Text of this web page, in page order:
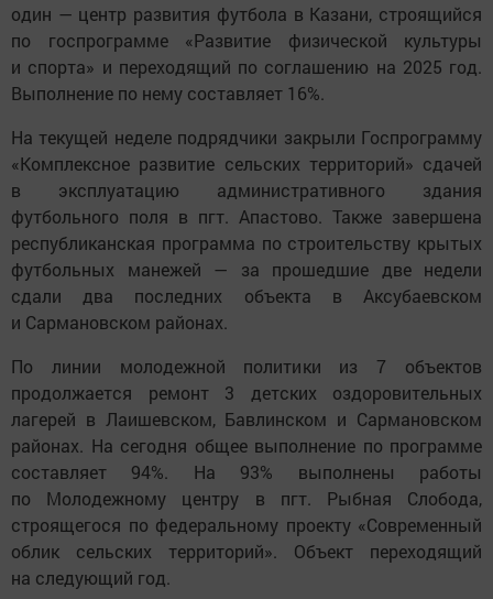
один — центр развития футбола в Казани, строящийся
по госпрограмме «Развитие физической культуры
и спорта» и переходящий по соглашению на 2025 год.
Выполнение по нему составляет 16%.
На текущей неделе подрядчики закрыли Госпрограмму
«Комплексное развитие сельских территорий» сдачей
в эксплуатацию административного здания
футбольного поля в пгт. Апастово. Также завершена
республиканская программа по строительству крытых
футбольных манежей — за прошедшие две недели
сдали два последних объекта в Аксубаевском
и Сармановском районах.
По линии молодежной политики из 7 объектов
продолжается ремонт 3 детских оздоровительных
лагерей в Лаишевском, Бавлинском и Сармановском
районах. На сегодня общее выполнение по программе
составляет 94%. На 93% выполнены работы
по Молодежному центру в пгт. Рыбная Слобода,
строящегося по федеральному проекту «Современный
облик сельских территорий». Объект переходящий
на следующий год.